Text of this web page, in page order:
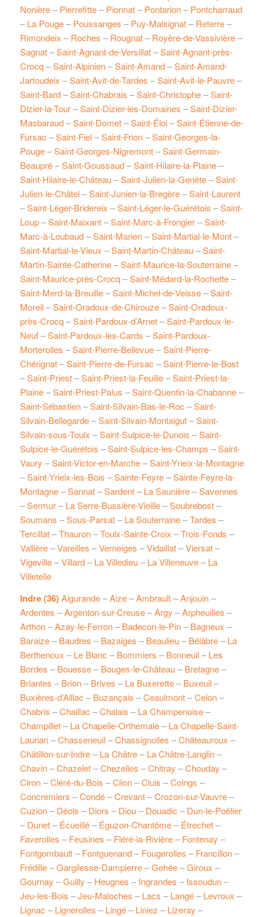
Nonière–Pierrefitte–Pionnat–Pontarion–Pontcharraud
–La Pouge–Poussanges –Puy-Malsignat–Reterre–
Rimondeix –Roches –Rougnat–Royère-de-Vassivière–
Sagnat–Saint-Agnant-de-Versillat–Saint-Agnant-près-
Crocq–Saint-Alpinien–Saint-Amand–Saint-Amand-
Jartoudeix –Saint-Avit-de-Tardes –Saint-Avit-le-Pauvre–
Saint-Bard–Saint-Chabrais –Saint-Christophe–Saint-
Dizier-la-Tour–Saint-Dizier-les-Domaines –Saint-Dizier-
Masbaraud–Saint-Domet–Saint-Éloi–Saint-Étienne-de-
Fursac –Saint-Fiel–Saint-Frion–Saint-Georges-la-
Pouge–Saint-Georges-Nigremont–Saint-Germain-
Beaupré–Saint-Goussaud–Saint-Hilaire-la-Plaine–
Saint-Hilaire-le-Château–Saint-Julien-la-Genête–Saint-
Julien-le-Châtel–Saint-Junien-la-Bregère–Saint-Laurent
–Saint-Léger-Bridereix –Saint-Léger-le-Guérétois –Saint-
Loup–Saint-Maixant–Saint-Marc-à-Frongier–Saint-
Marc-à-Loubaud–Saint-Marien–Saint-Martial-le-Mont–
Saint-Martial-le-Vieux –Saint-Martin-Château–Saint-
Martin-Sainte-Catherine–Saint-Maurice-la-Souterraine–
Saint-Maurice-près-Crocq–Saint-Médard-la-Rochette–
Saint-Merd-la-Breuille–Saint-Michel-de-Veisse–Saint-
Moreil–Saint-Oradoux-de-Chirouze–Saint-Oradoux-
près-Crocq–Saint-Pardoux-d’Arnet–Saint-Pardoux-le-
Neuf–Saint-Pardoux-les-Cards –Saint-Pardoux-
Morterolles –Saint-Pierre-Bellevue–Saint-Pierre-
Chérignat–Saint-Pierre-de-Fursac –Saint-Pierre-le-Bost
–Saint-Priest–Saint-Priest-la-Feuille–Saint-Priest-la-
Plaine–Saint-Priest-Palus –Saint-Quentin-la-Chabanne–
Saint-Sébastien–Saint-Silvain-Bas-le-Roc –Saint-
Silvain-Bellegarde–Saint-Silvain-Montaigut–Saint-
Silvain-sous-Toulx –Saint-Sulpice-le-Dunois –Saint-
Sulpice-le-Guérétois –Saint-Sulpice-les-Champs –Saint-
Vaury –Saint-Victor-en-Marche–Saint-Yrieix-la-Montagne
–Saint-Yrieix-les-Bois –Sainte-Feyre–Sainte-Feyre-la-
Montagne–Sannat–Sardent–La Saunière–Savennes
–Sermur–La Serre-Bussière-Vieille–Soubrebost–
Soumans –Sous-Parsat–La Souterraine–Tardes –
Tercillat–Thauron–Toulx-Sainte-Croix –Trois-Fonds –
Vallière–Vareilles –Verneiges –Vidaillat–Viersat–
Vigeville–Villard–La Villedieu–La Villeneuve–La
Villetelle
Indre (36)Aigurande–Aize–Ambrault–Anjouin–
Ardentes –Argenton-sur-Creuse–Argy –Arpheuilles –
Arthon–Azay-le-Ferron–Badecon-le-Pin–Bagneux –
Baraize–Baudres –Bazaiges –Beaulieu–Bélâbre–La
Berthenoux –Le Blanc –Bommiers –Bonneuil–Les
Bordes –Bouesse–Bouges-le-Château–Bretagne–
Briantes –Brion–Brives –La Buxerette–Buxeuil–
Buxières-d’Aillac –Buzançais –Ceaulmont–Celon–
Chabris –Chaillac –Chalais –La Champenoise–
Champillet–La Chapelle-Orthemale–La Chapelle-Saint-
Laurian–Chasseneuil–Chassignolles –Châteauroux –
Châtillon-sur-Indre–La Châtre–La Châtre-Langlin–
Chavin–Chazelet–Chezelles –Chitray –Chouday –
Ciron–Cléré-du-Bois –Clion–Cluis –Coings –
Concremiers –Condé–Crevant–Crozon-sur-Vauvre–
Cuzion–Déols –Diors –Diou–Douadic –Dun-le-Poëlier
–Dunet–Écueillé–Éguzon-Chantôme–Étrechet–
Faverolles –Feusines –Fléré-la-Rivière–Fontenay –
Fontgombault–Fontguenand–Fougerolles –Francillon–
Frédille–Gargilesse-Dampierre–Gehée–Giroux –
Gournay –Guilly –Heugnes –Ingrandes –Issoudun–
Jeu-les-Bois –Jeu-Maloches –Lacs –Langé–Levroux –
Lignac –Lignerolles –Lingé–Liniez –Lizeray –